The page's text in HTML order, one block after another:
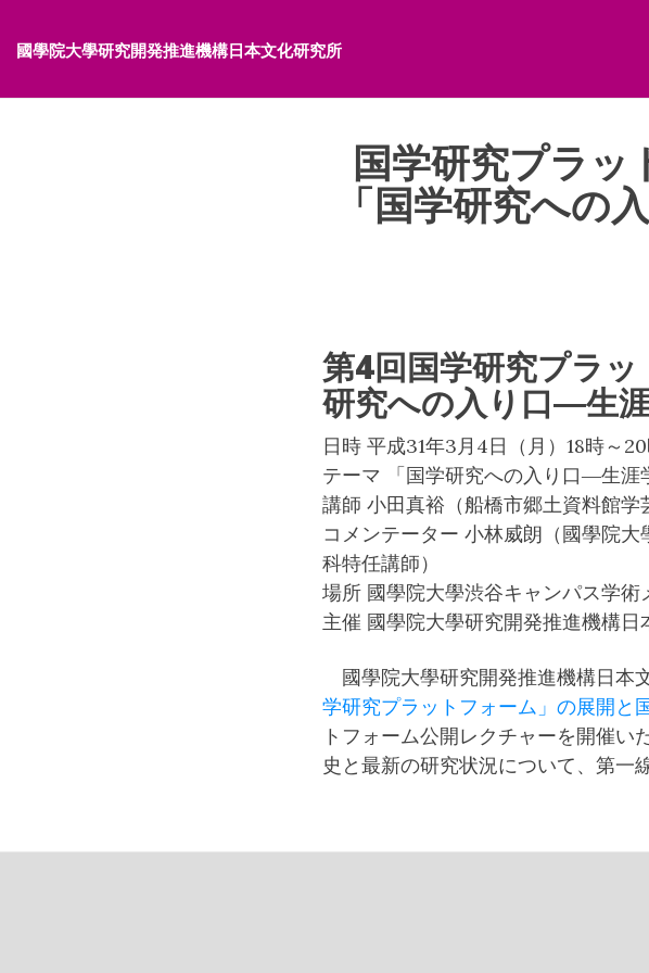
國學院大學研究開発推進機構日本文化研究所
国学研究プラッ
「国学研究への
第4回国学研究プラ
研究への入り口―生
日時 平成31年3月4日（月）18時～
テーマ 「国学研究への入り口―生涯
講師 小田真裕（船橋市郷土資料館学
コメンテーター 小林威朗（國學院
科特任講師）
場所 國學院大學渋谷キャンパス学
主催 國學院大學研究開発推進機構日
國學院大學研究開発推進機構日本
学研究プラットフォーム」の展開と
トフォーム公開レクチャーを開催
史と最新の研究状況について、第一